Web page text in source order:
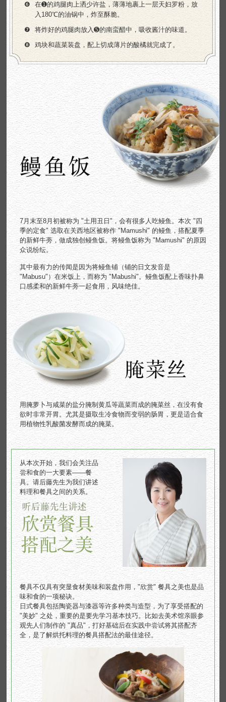
❻
在➊的鸡腿肉上洒少许盐，薄薄地裹上一层天妇罗粉，放
入180℃的油锅中，炸至酥脆。
❼
将炸好的鸡腿肉放入➎的南蛮醋中，吸收酱汁的味道。
❽
鸡块和蔬菜装盘，配上切成薄片的酸橘就完成了。
7月末至8月初被称为 "土用丑日"，会有很多人吃鳗鱼。本次 "四
季的定食" 选取在关西地区被称作 "Mamushi" 的鳗鱼，搭配夏季
的新鲜牛蒡，做成独创鳗鱼饭。将鳗鱼饭称为 "Mamushi" 的原因
众说纷纭。
其中最有力的传闻是因为将鳗鱼铺（铺的日文发音是
"Mabusu"）在米饭上，而称为 "Mabushi"。鳗鱼饭配上香味扑鼻
口感柔和的新鲜牛蒡一起食用，风味绝佳。
用腌萝卜与咸菜的盐分腌制黄瓜等蔬菜而成的腌菜丝，在没有食
欲时非常开胃。尤其是摄取生冷食物而变弱的肠胃，更是适合食
用植物性乳酸菌发酵而成的腌菜。
从本次开始，我们会关注品
尝和食的一大要素——餐
具。 请后藤先生为我们讲述
料理和餐具之间的关系。
餐具不仅具有突显食材美味和装盘作用，"欣赏" 餐具之美也是品
味和食的一项秘诀。
日式餐具包括陶瓷器与漆器等许多种类与造型，为了享受搭配的
"美妙" 之处，重要的是要先学习基本技巧。比如去美术馆亲眼参
观先人们制作的 "真品"，打好基础后在实践中尝试将其搭配齐
全，是了解烘托料理的餐具搭配法的最佳途径。